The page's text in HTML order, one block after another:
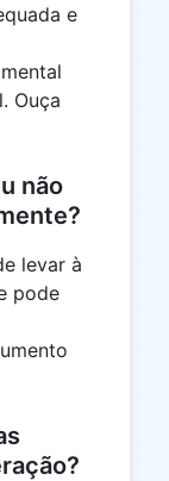
e
Ouça
não
levar à
pode